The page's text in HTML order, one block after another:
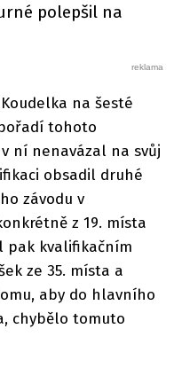
polepšil na
na šesté
tohoto
ní nenavázal na svůj
obsadil druhé
závodu v
z 19. místa
pak kvalifikačním
ze 35. místa a
aby do hlavního
chybělo tomuto